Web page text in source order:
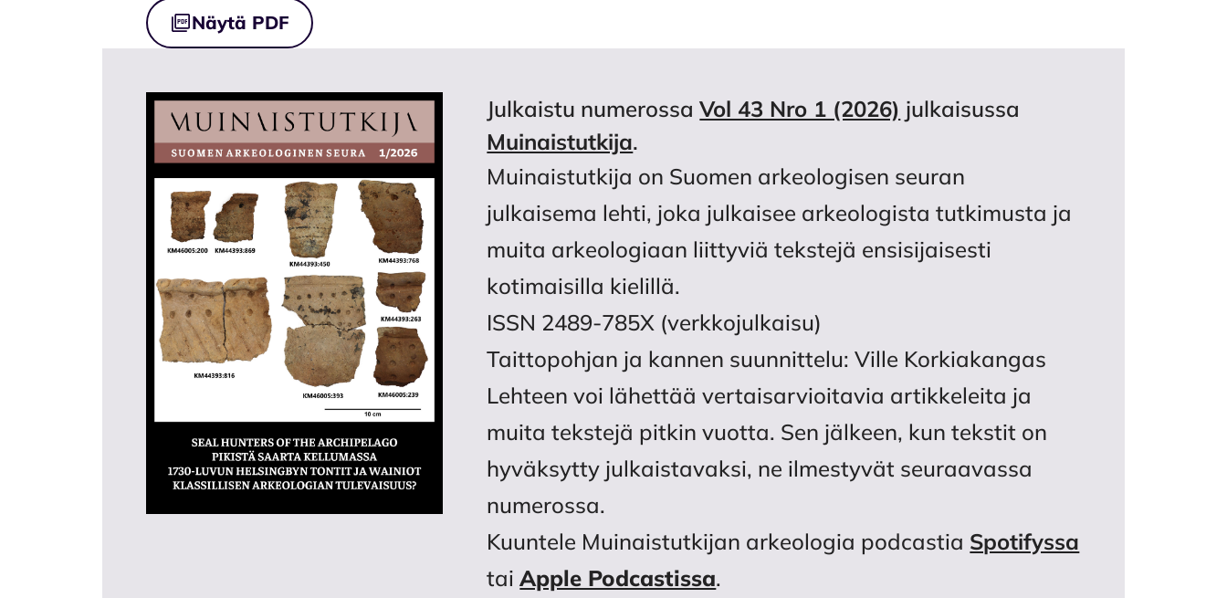
Tiedostot
Näytä PDF
Julkaistu numerossaVol 43 Nro 1 (2026) julkaisussa
Muinaistutkija.
Muinaistutkija on Suomen arkeologisen seuran
julkaisema lehti, joka julkaisee arkeologista tutkimusta ja
muita arkeologiaan liittyviä tekstejä ensisijaisesti
kotimaisilla kielillä.
ISSN 2489-785X (verkkojulkaisu)
Taittopohjan ja kannen suunnittelu: Ville Korkiakangas
Lehteen voi lähettää vertaisarvioitavia artikkeleita ja
muita tekstejä pitkin vuotta. Sen jälkeen, kun tekstit on
hyväksytty julkaistavaksi, ne ilmestyvät seuraavassa
numerossa.
Kuuntele Muinaistutkijan arkeologia podcastia Spotifyssa
taiApple Podcastissa.